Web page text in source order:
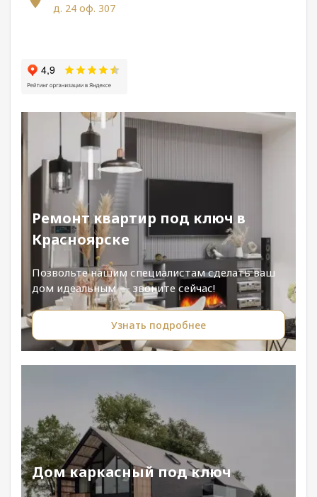
д. 24 оф. 307
Ремонт квартир под ключ в
Красноярске
Позвольте нашим специалистам сделать ваш
дом идеальным — звоните сейчас!
Узнать подробнее
Дом каркасный под ключ